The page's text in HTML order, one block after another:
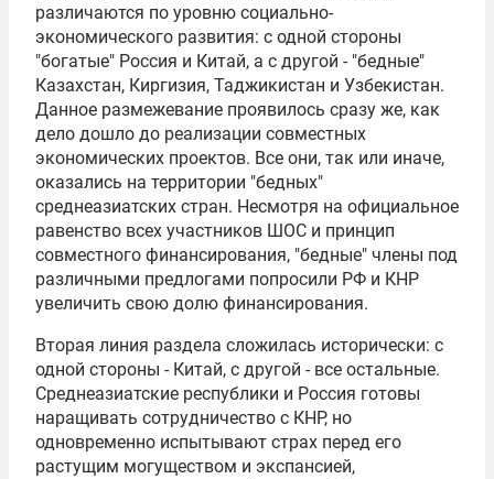
различаются по уровню социально-
экономического развития: с одной стороны
"богатые" Россия и Китай, а с другой - "бедные"
Казахстан, Киргизия, Таджикистан и Узбекистан.
Данное размежевание проявилось сразу же, как
дело дошло до реализации совместных
экономических проектов. Все они, так или иначе,
оказались на территории "бедных"
среднеазиатских стран. Несмотря на официальное
равенство всех участников ШОС и принцип
совместного финансирования, "бедные" члены под
различными предлогами попросили РФ и КНР
увеличить свою долю финансирования.
Вторая линия раздела сложилась исторически: с
одной стороны - Китай, с другой - все остальные.
Среднеазиатские республики и Россия готовы
наращивать сотрудничество с КНР, но
одновременно испытывают страх перед его
растущим могуществом и экспансией,